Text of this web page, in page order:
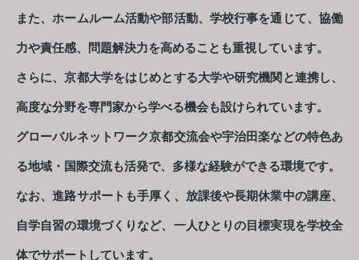
また、ホームルーム活動や部活動、学校行事を通じて、協働
力や責任感、問題解決力を高めることも重視しています。
さらに、京都大学をはじめとする大学や研究機関と連携し、
高度な分野を専門家から学べる機会も設けられています。
グローバルネットワーク京都交流会や宇治田楽などの特色あ
る地域・国際交流も活発で、多様な経験ができる環境です。
なお、進路サポートも手厚く、放課後や長期休業中の講座、
自学自習の環境づくりなど、一人ひとりの目標実現を学校全
体でサポートしています。